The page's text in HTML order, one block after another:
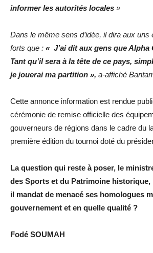
informer les autorités locales »
Dans le même sens d’idée, il dira aux uns
forts que : « J’ai dit aux gens que Alpha
Tant qu’il sera à la tête de ce pays,
je jouerai ma partition », a-affiché
Cette annonce information est rendue
cérémonie de remise officielle des
gouverneurs de régions dans le cadre du
première édition du tournoi doté du
La question qui reste à poser, le
des Sports et du Patrimoine historique,
il mandat de menacé ses homologues
gouvernement et en quelle qualité ?
Fodé SOUMAH